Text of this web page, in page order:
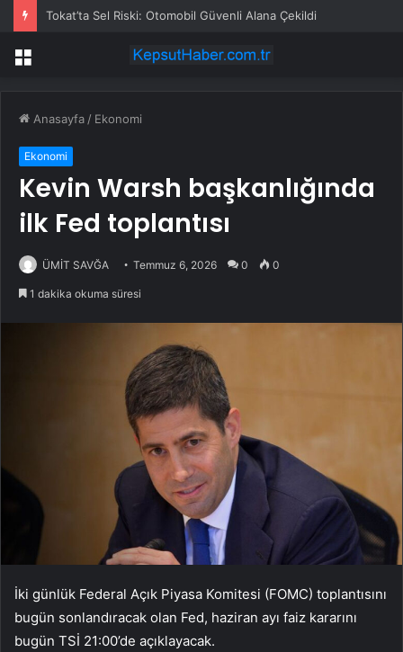
Tokat’ta Sel Riski: Otomobil Güvenli Alana Çekildi
Menü
Anasayfa / Ekonomi
Ekonomi
Kevin Warsh başkanlığında
ilk Fed toplantısı
ÜMİT SAVĞA Temmuz 6, 2026 0 0
1 dakika okuma süresi
İki günlük Federal Açık Piyasa Komitesi (FOMC) toplantısını
bugün sonlandıracak olan Fed, haziran ayı faiz kararını
bugün TSİ 21:00’de açıklayacak.